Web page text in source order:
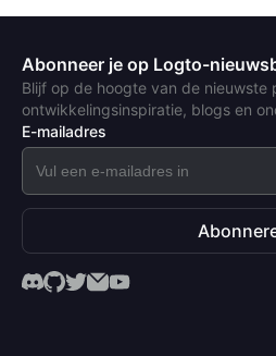
Abonneer je op Logto-
Blijf op de hoogte van de nieuwste
ontwikkelingsinspiratie, blogs en
E-mailadres